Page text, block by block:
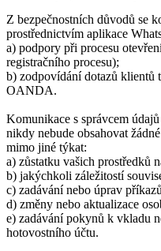
Z bezpečnostních důvodů se
prostřednictvím aplikace
a) podpory při procesu
registračního procesu);
b) zodpovídání dotazů klientů
OANDA.
Komunikace s správcem
nikdy nebude obsahovat
mimo jiné týkat:
a) zůstatku vašich prostředků
b) jakýchkoli záležitostí
c) zadávání nebo úprav
d) změny nebo aktualizace
e) zadávání pokynů k vkladu
hotovostního účtu.